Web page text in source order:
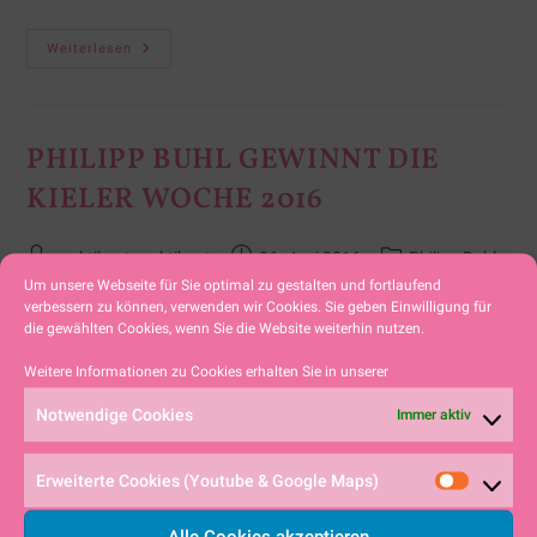
Um unsere Webseite für Sie optimal zu gestalten und fortlaufend
verbessern zu können, verwenden wir Cookies. Sie geben Einwilligung für
die gewählten Cookies, wenn Sie die Website weiterhin nutzen.
Weitere Informationen zu Cookies erhalten Sie in unserer
Notwendige Cookies Immer aktiv
Erweiterte Cookies (Youtube & Google Maps)
Weiterlesen
PHILIPP BUHL GEWINNT DIE
KIELER WOCHE 2016
praktikant praktikant 26. Juni 2016 Philipp Buhl
Philipp Buhl gewinnt zum wiederholten Male die
Kieler Woche.Herzliche Gratulation an unser
gibt es auf Philipps eigener Homepage.